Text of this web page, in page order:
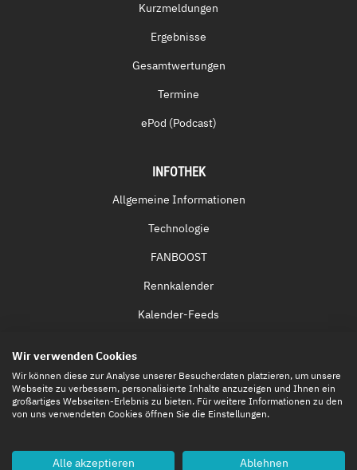
Kurzmeldungen
Ergebnisse
Gesamtwertungen
Termine
ePod (Podcast)
INFOTHEK
Allgemeine Informationen
Technologie
FANBOOST
Rennkalender
Kalender-Feeds
Eintrittskarten
Wir verwenden Cookies
Wir können diese zur Analyse unserer Besucherdaten platzieren, um unsere
Webseite zu verbessern, personalisierte Inhalte anzuzeigen und Ihnen ein
großartiges Webseiten-Erlebnis zu bieten. Für weitere Informationen zu den
von uns verwendeten Cookies öffnen Sie die Einstellungen.
Alle akzeptieren Ablehnen